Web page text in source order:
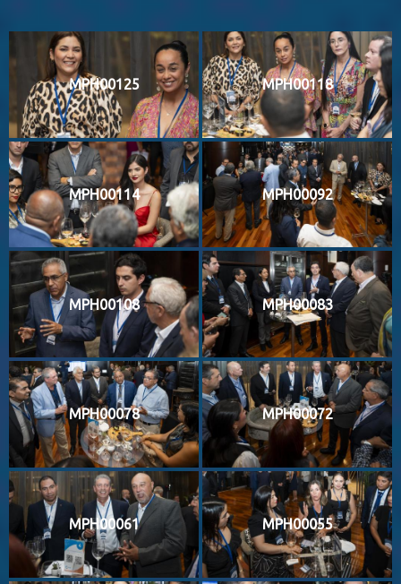
MPH00125 MPH00118
MPH00114 MPH00092
MPH00108 MPH00083
MPH00078 MPH00072
MPH00061 MPH00055